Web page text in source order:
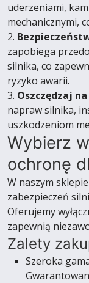
uderzeniami,
mechanicznymi,
2.
zapobiega
silnika, co
ryzyko awarii.
3. Oszczędzaj
napraw silnika,
uszkodzeniom
Wybierz
ochronę
W naszym
zabezpieczeń
Oferujemy
zapewnią
Zalety
Szeroka